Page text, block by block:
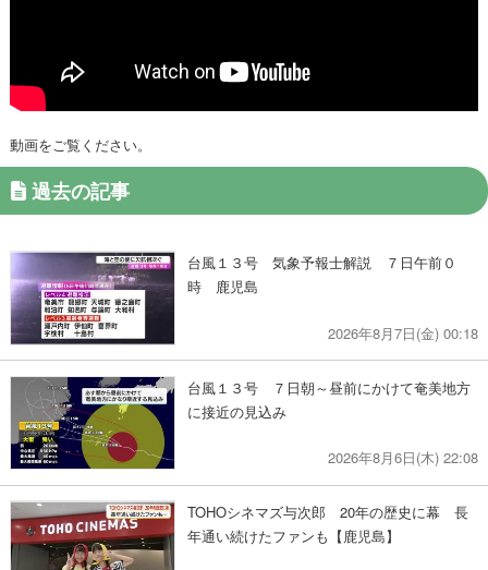
動画をご覧ください。
過去の記事
台風１３号 気象予報士解説 ７日午前０
時 鹿児島
2026年8月7日(金) 00:18
台風１３号 ７日朝～昼前にかけて奄美地方
に接近の見込み
2026年8月6日(木) 22:08
TOHOシネマズ与次郎 20年の歴史に幕 長
年通い続けたファンも【鹿児島】